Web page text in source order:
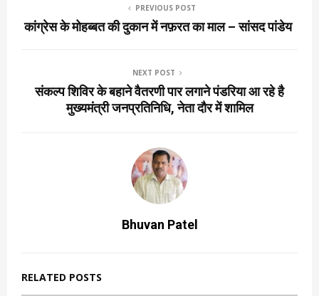
PREVIOUS POST
कांग्रेस के मोहब्बत की दुकान में नफ़रत का माल – सांसद पांडेय
NEXT POST
संकल्प शिविर के बहाने वैतरणी पार लगाने पंडरिया आ रहे है
मुख्यमंत्री जनप्रतिनिधि, नेता दौर में शामिल
Bhuvan Patel
RELATED POSTS